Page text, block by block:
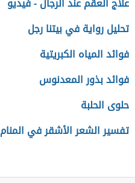
تحليل رواية في بيتنا رجل
فوائد المياه الكبريتية
فوائد بذور المعدنوس
حلوى الحلبة
تفسير الشعر الأشقر في المنام